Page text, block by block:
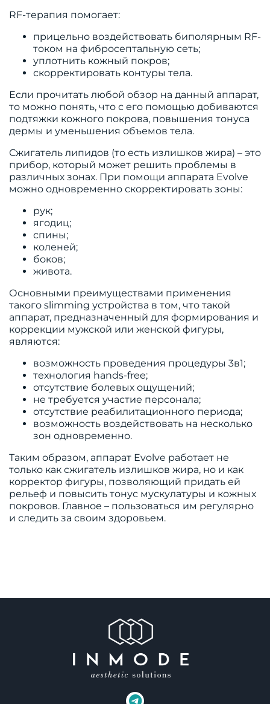
RF-терапия помогает:
прицельно воздействовать биполярным RF-
током на фибросептальную сеть;
уплотнить кожный покров;
скорректировать контуры тела.
Если прочитать любой обзор на данный аппарат,
то можно понять, что с его помощью добиваются
подтяжки кожного покрова, повышения тонуса
дермы и уменьшения объемов тела.
Сжигатель липидов (то есть излишков жира) – это
прибор, который может решить проблемы в
различных зонах. При помощи аппарата Evolve
можно одновременно скорректировать зоны:
рук;
ягодиц;
спины;
коленей;
боков;
живота.
Основными преимуществами применения
такого slimming устройства в том, что такой
аппарат, предназначенный для формирования и
коррекции мужской или женской фигуры,
являются:
возможность проведения процедуры 3в1;
технология hands-free;
отсутствие болевых ощущений;
не требуется участие персонала;
отсутствие реабилитационного периода;
возможность воздействовать на несколько
зон одновременно.
Таким образом, аппарат Evolve работает не
только как сжигатель излишков жира, но и как
корректор фигуры, позволяющий придать ей
рельеф и повысить тонус мускулатуры и кожных
покровов. Главное – пользоваться им регулярно
и следить за своим здоровьем.